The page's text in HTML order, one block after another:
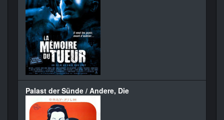
Palast der Sünde / Andere, Die